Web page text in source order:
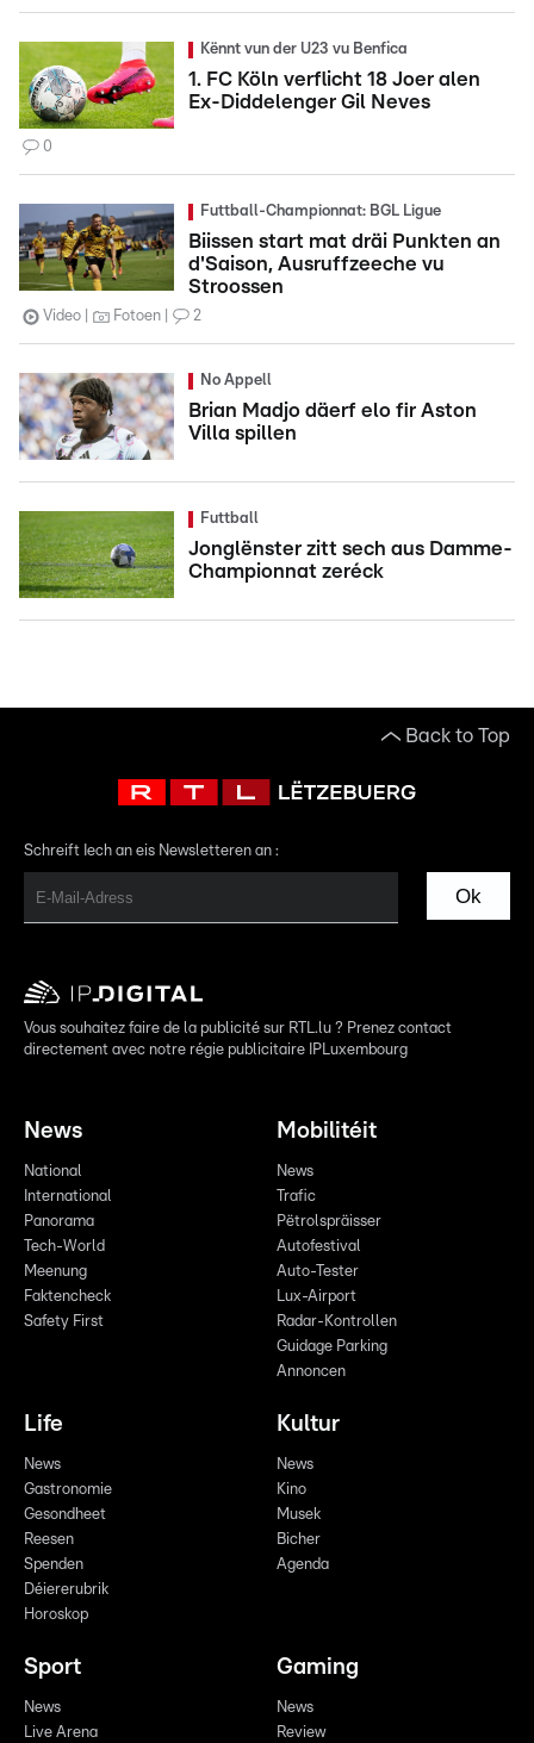
Kënnt vun der U23 vu Benfica
1. FC Köln verflicht 18 Joer alen
Ex-Diddelenger Gil Neves
0
Futtball-Championnat: BGL Ligue
Biissen start mat dräi Punkten an
d'Saison, Ausruffzeeche vu
Stroossen
Video Fotoen 2
No Appell
Brian Madjo däerf elo fir Aston
Villa spillen
Futtball
Jonglënster zitt sech aus Damme-
Championnat zeréck
Back to Top
Schreift Iech an eis Newsletteren an :
Ok
Vous souhaitez faire de la publicité sur RTL.lu ? Prenez contact
directement avec notre régie publicitaire IPLuxembourg
News
National
International
Panorama
Tech-World
Meenung
Faktencheck
Safety First
Mobilitéit
News
Trafic
Pëtrolspräisser
Autofestival
Auto-Tester
Lux-Airport
Radar-Kontrollen
Guidage Parking
Annoncen
Life
News
Gastronomie
Gesondheet
Reesen
Spenden
Déiererubrik
Horoskop
Kultur
News
Kino
Musek
Bicher
Agenda
Sport
News
Live Arena
Gaming
News
Review